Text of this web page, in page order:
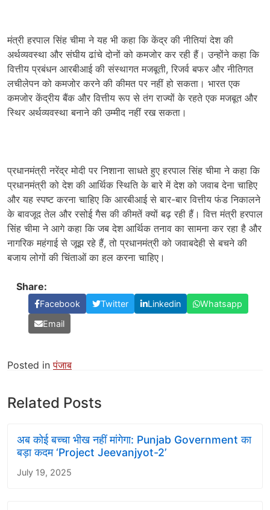
मंत्री हरपाल सिंह चीमा ने यह भी कहा कि केंद्र की नीतियां देश की
अर्थव्यवस्था और संघीय ढांचे दोनों को कमजोर कर रही हैं। उन्होंने कहा कि
वित्तीय प्रबंधन आरबीआई की संस्थागत मजबूती, रिजर्व बफर और नीतिगत
लचीलेपन को कमजोर करने की कीमत पर नहीं हो सकता। भारत एक
कमजोर केंद्रीय बैंक और वित्तीय रूप से तंग राज्यों के रहते एक मजबूत और
स्थिर अर्थव्यवस्था बनाने की उम्मीद नहीं रख सकता।
प्रधानमंत्री नरेंद्र मोदी पर निशाना साधते हुए हरपाल सिंह चीमा ने कहा कि
प्रधानमंत्री को देश की आर्थिक स्थिति के बारे में देश को जवाब देना चाहिए
और यह स्पष्ट करना चाहिए कि आरबीआई से बार-बार वित्तीय फंड निकालने
के बावजूद तेल और रसोई गैस की कीमतें क्यों बढ़ रही हैं। वित्त मंत्री हरपाल
सिंह चीमा ने आगे कहा कि जब देश आर्थिक तनाव का सामना कर रहा है और
नागरिक महंगाई से जूझ रहे हैं, तो प्रधानमंत्री को जवाबदेही से बचने की
बजाय लोगों की चिंताओं का हल करना चाहिए।
Share:
Facebook Twitter Linkedin
Whatsapp
Email
Posted inपंजाब
Related Posts
अब कोई बच्चा भीख नहीं मांगेगा: Punjab Government का
बड़ा कदम ‘Project Jeevanjyot-2’
July 19, 2025